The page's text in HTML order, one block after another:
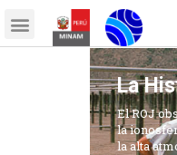
La
El ROJ
la
la alta